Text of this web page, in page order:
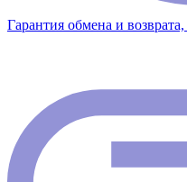
Гарантия обмена и